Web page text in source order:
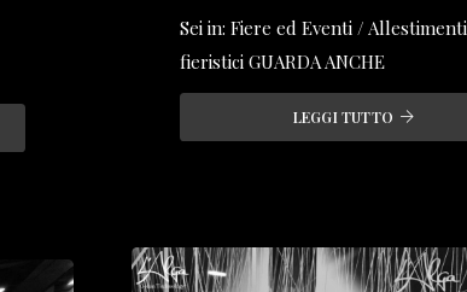
Sei in: Fiere ed Eventi / Allestimenti
fieristici GUARDA ANCHE
LEGGI TUTTO